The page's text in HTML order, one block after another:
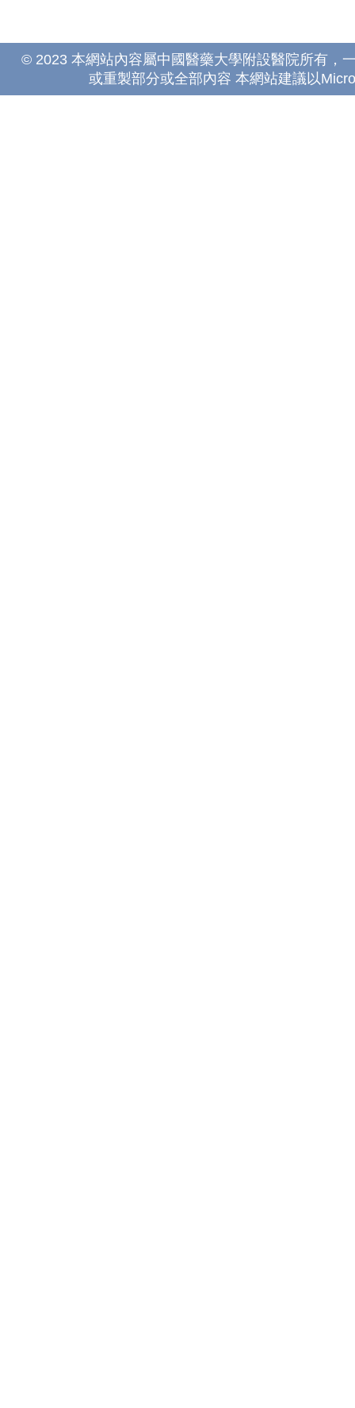
© 2023 本網站內容屬中國醫藥大學附設醫院所有，
或重製部分或全部內容 本網站建議以